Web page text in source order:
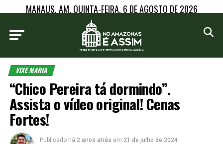
MANAUS, AM, QUINTA-FEIRA, 6 DE AGOSTO DE 2026
VIXE MARIA
“Chico Pereira tá dormindo”.
Assista o vídeo original! Cenas
Fortes!
Publicado há 2 anos atrás em 21 de julho de 2024